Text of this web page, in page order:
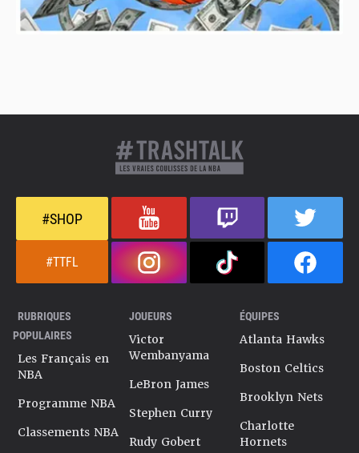
#SHOP
#TTFL
RUBRIQUES
POPULAIRES
Les Français en
NBA
Programme NBA
Classements NBA
JOUEURS
Victor
Wembanyama
LeBron James
Stephen Curry
Rudy Gobert
ÉQUIPES
Atlanta Hawks
Boston Celtics
Brooklyn Nets
Charlotte
Hornets